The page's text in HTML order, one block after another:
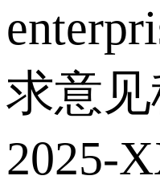
求意见
2025-